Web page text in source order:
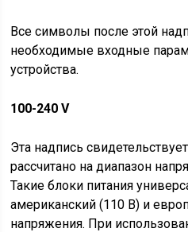
Все символы после этой
необходимые входные
устройства.
100-240 V
Эта надпись
рассчитано на диапазон
Такие блоки питания
американский (110 В) и
напряжения. При